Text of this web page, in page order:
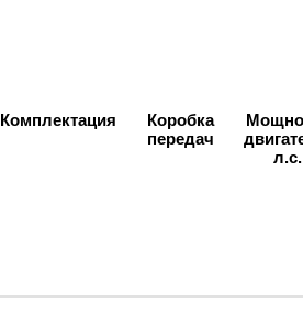
Комплектация
Коробка
передач
л.с.